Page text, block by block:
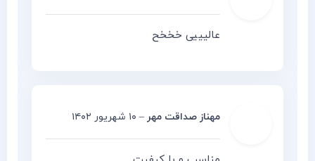
عالیییی خخخح
مهناز صداقت مهر – ۱۰ شهریور ۱۴۰۲